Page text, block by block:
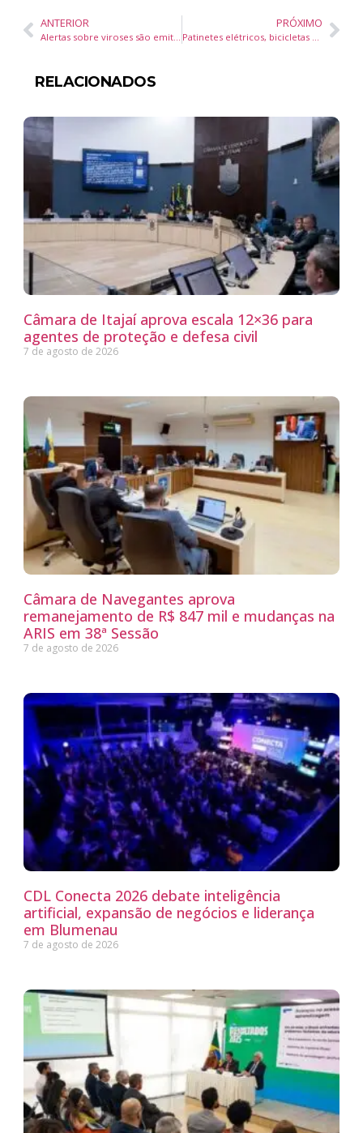
ANTERIOR
Alertas sobre viroses são emitidos pela prefeitura de Porto Belo
PRÓXIMO
Patinetes elétricos, bicicletas elétricas, autopropelidos e ciclomotores tem novo regulamento em BC
RELACIONADOS
Câmara de Itajaí aprova escala 12×36 para
agentes de proteção e defesa civil
7 de agosto de 2026
Câmara de Navegantes aprova
remanejamento de R$ 847 mil e mudanças na
ARIS em 38ª Sessão
7 de agosto de 2026
CDL Conecta 2026 debate inteligência
artificial, expansão de negócios e liderança
em Blumenau
7 de agosto de 2026